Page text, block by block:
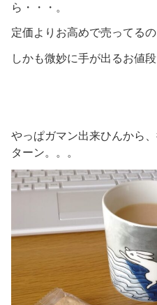
ら・・・。
定価よりお高めで売ってる
しかも微妙に手が出るお値段
やっぱガマン出来ひんから
ターン。。。